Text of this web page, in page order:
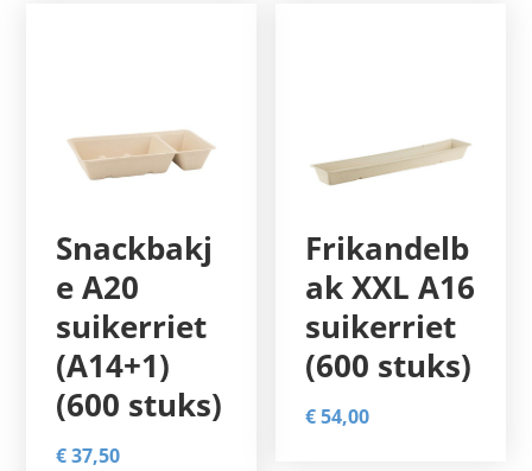
Snackbakj
e A20
suikerriet
(A14+1)
(600 stuks)
€37,50
Frikandelb
ak XXL A16
suikerriet
(600 stuks)
€54,00